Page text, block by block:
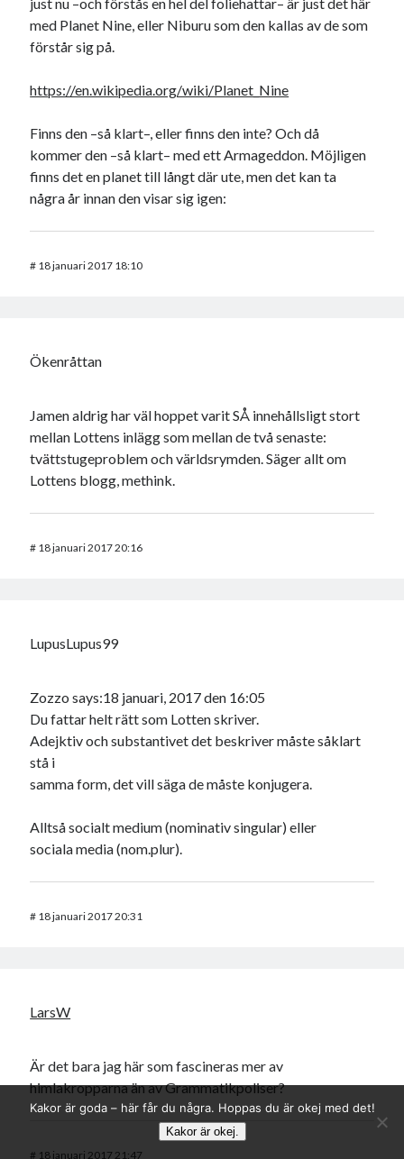
med Planet Nine, eller Niburu som den kallas av de som
förstår sig på.
https://en.wikipedia.org/wiki/Planet_Nine
Finns den –så klart–, eller finns den inte? Och då
kommer den –så klart– med ett Armageddon. Möjligen
finns det en planet till långt där ute, men det kan ta
några år innan den visar sig igen:
# 18 januari 2017 18:10
Ökenråttan
Jamen aldrig har väl hoppet varit SÅ innehållsligt stort
mellan Lottens inlägg som mellan de två senaste:
tvättstugeproblem och världsrymden. Säger allt om
Lottens blogg, methink.
# 18 januari 2017 20:16
LupusLupus99
Zozzo says:18 januari, 2017 den 16:05
Du fattar helt rätt som Lotten skriver.
Adejktiv och substantivet det beskriver måste såklart
stå i
samma form, det vill säga de måste konjugera.
Alltså socialt medium (nominativ singular) eller
sociala media (nom.plur).
# 18 januari 2017 20:31
LarsW
Är det bara jag här som fascineras mer av
himlakropparna än av Grammatikpoliser?
# 18 januari 2017 21:47
Kakor är goda – här får du några. Hoppas du är okej med det!
Kakor är okej.